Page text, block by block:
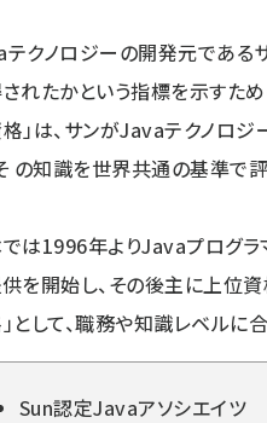
クノロジーの開発元である
れたかという指標を示すた
」は、サンがJavaテクノロ
の知識を世界共通の基準で
は1996年よりJavaプログラ
を開始し、その後主に上位
として、職務や知識レベルに
Sun認定Javaアソシエイツ